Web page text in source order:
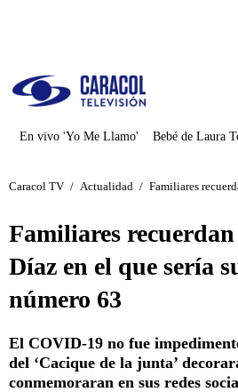
En vivo 'Yo Me Llamo' Bebé de Laura
Caracol TV / Actualidad / Familiares
Familiares
Díaz en el que sería
número 63
El COVID-19 no fue
del ‘Cacique de la junta’
conmemoraran en sus redes